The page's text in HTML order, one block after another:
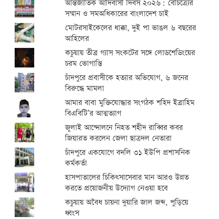
আন্তর্জাতিক আদিবাসী দিবস ২০২৬: বৈচিত্র্যের
সম্মান ও সমঅধিকারের বাংলাদেশ চাই
মোটরসাইকেলের ধাক্কা, দুই পা ভাঙল ৬ বছরের
আহিলের
কচুয়ায় তীব্র গ্যাস সংকটের সঙ্গে লোডশেডিংয়ের
চরম ভোগান্তি
চাঁদপুরে প্রবাসীকে হত্যার অভিযোগ, ৬ জনের
বিরুদ্ধে মামলা
আমার বাবা মুক্তিযোদ্ধার সংগঠক শহিদ ইব্রাহিম
বিএবিটি’র আত্মত্যাগ
জুলাই আন্দোলনে নিহত শহীদ রাব্বির কবর
জিয়ারত করলেন জেলা ছাত্রদল নেতারা
চাঁদপুরে একযোগে বদলি ৩১ ইউপি প্রশাসনিক
কর্মকর্তা
হাসপাতালের চিকিৎসাসেবার মান আরও উন্নত
করতে প্রয়োজনীয় উদ্যোগ নেওয়া হবে
কচুয়ায় অবৈধ চায়না দুয়ারি জাল জব্দ, পুড়িয়ে
ধ্বংস